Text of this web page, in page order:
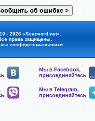
- 2026 «Scanvord.net».
права защищены.
конфиденциальности.
Мы в Facebook,
присоединяйтесь
Мы в Telegram,
присоединяйтесь